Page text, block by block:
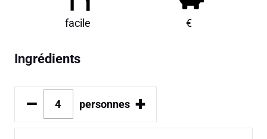
facile €
Ingrédients
– personnes +